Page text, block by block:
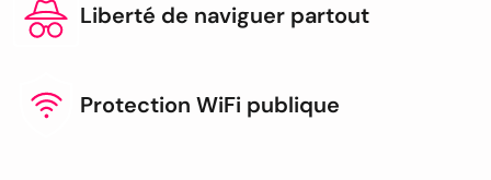
Liberté de naviguer partout
Protection WiFi publique